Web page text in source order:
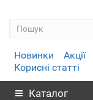
Новинки Акції
Корисні статті
Каталог